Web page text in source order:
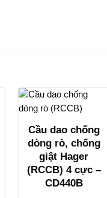
Cầu dao chống
dòng rò, chống
giật Hager
(RCCB) 4 cực –
CD440B